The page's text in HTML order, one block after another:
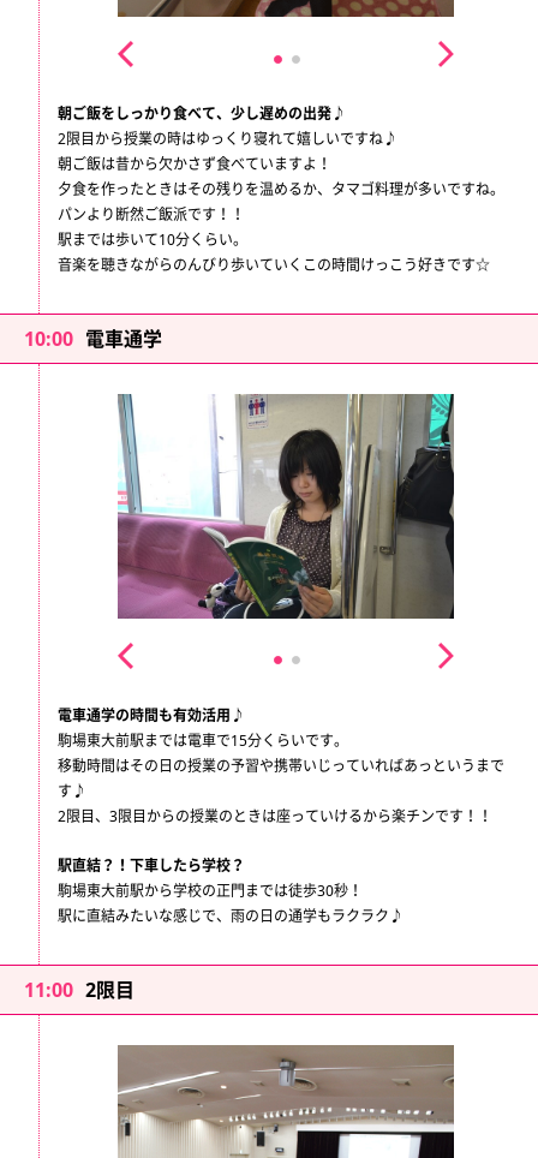
朝ご飯をしっかり食べて、少し遅めの出発♪
2限目から授業の時はゆっくり寝れて嬉しいですね♪
朝ご飯は昔から欠かさず食べていますよ！
夕食を作ったときはその残りを温めるか、タマゴ料理が多いですね。
パンより断然ご飯派です！！
駅までは歩いて10分くらい。
音楽を聴きながらのんびり歩いていくこの時間けっこう好きです☆
10:00 電車通学
電車通学の時間も有効活用♪
駒場東大前駅までは電車で15分くらいです。
移動時間はその日の授業の予習や携帯いじっていればあっというまで
す♪
2限目、3限目からの授業のときは座っていけるから楽チンです！！
駅直結？！下車したら学校？
駒場東大前駅から学校の正門までは徒歩30秒！
駅に直結みたいな感じで、雨の日の通学もラクラク♪
11:00 2限目